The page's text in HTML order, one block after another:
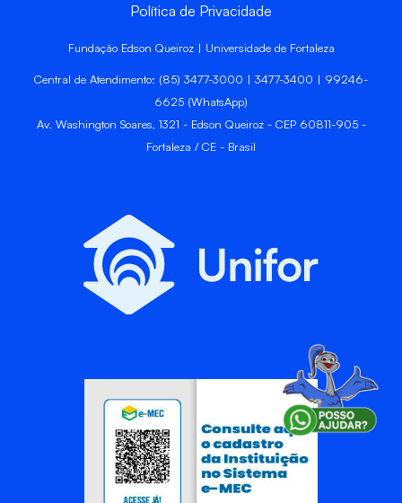
Política de Privacidade
Fundação Edson Queiroz | Universidade de Fortaleza
Central de Atendimento: (85) 3477-3000 | 3477-3400 | 99246-
6625 (WhatsApp)
Av. Washington Soares, 1321 - Edson Queiroz - CEP 60811-905 -
Fortaleza / CE - Brasil